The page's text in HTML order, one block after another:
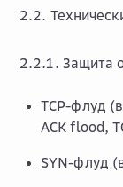
2.2.
2.2.1. Защита
TCP-флуд
ACK flood,
SYN-флуд